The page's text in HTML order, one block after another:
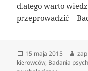
dlatego warto
przeprowadzić –
Data
publikacji
15 maja 2015
kierowców, Badania